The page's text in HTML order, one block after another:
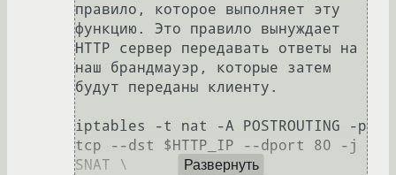
правило, которое выполняет эту
функцию. Это правило вынуждает
HTTP сервер передавать ответы на
наш брандмауэр, которые затем
будут переданы клиенту.
iptables -t nat -A POSTROUTING -p
tcp --dst $HTTP_IP --dport 80 -j
SNAT \
Развернуть